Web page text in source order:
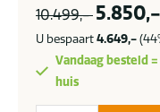
10.499,- 5.850,-
U bespaart4.649,-
Vandaag besteld
huis